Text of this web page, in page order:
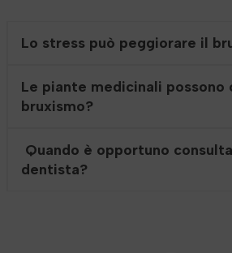
Lo stress può peggiorare il
Le piante medicinali possono
bruxismo?
Quando è opportuno
dentista?